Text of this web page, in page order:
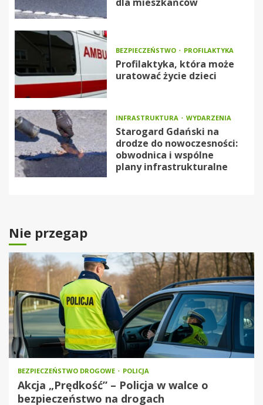
BEZPIECZEŃSTWO PROFILAKTYKA
Profilaktyka, która może
uratować życie dzieci
INFRASTRUKTURA WYDARZENIA
Starogard Gdański na
drodze do nowoczesności:
obwodnica i wspólne
plany infrastrukturalne
Nie przegap
BEZPIECZEŃSTWO DROGOWE POLICJA
Akcja „Prędkość” – Policja w walce o
bezpieczeństwo na drogach